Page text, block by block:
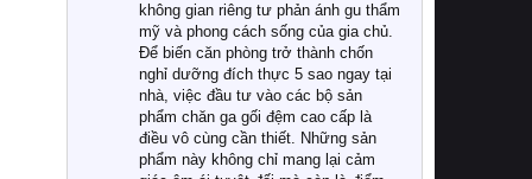
không gian riêng tư phản ánh gu thẩm
mỹ và phong cách sống của gia chủ.
Để biến căn phòng trở thành chốn
nghỉ dưỡng đích thực 5 sao ngay tại
nhà, việc đầu tư vào các bộ sản
phẩm chăn ga gối đệm cao cấp là
điều vô cùng cần thiết. Những sản
phẩm này không chỉ mang lại cảm